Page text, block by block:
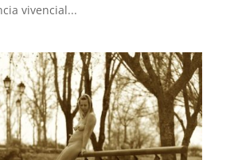
vivencial...